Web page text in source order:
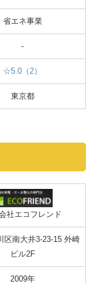
省エネ事業
-
☆5.0（2）
東京都
社エコフレンド
区南大井3-23-15 外崎
ビル2F
2009年